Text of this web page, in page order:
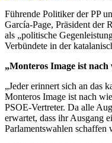
Führende Politiker der PP
García-Page, Präsident der
als „politische
Verbündete in der
„Monteros Image ist
„Jeder erinnert sich an das
Monteros Image ist nach
PSOE-Vertreter. Da alle
erwartet, dass ihr Ausgang
Parlamentswahlen schaffen